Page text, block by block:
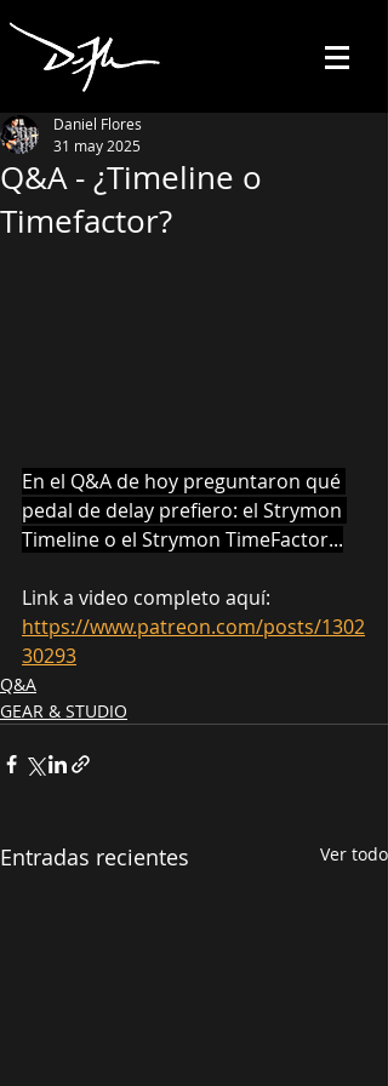
Q&A - ¿Timeline o
Timefactor?
Daniel Flores
31 may 2025
En el Q&A de hoy preguntaron qué
pedal de delay prefiero: el Strymon
Timeline o el Strymon TimeFactor...
Link a video completo aquí:
https://www.patreon.com/posts/1302
30293
Q&A
GEAR & STUDIO
Entradas recientes Ver todo